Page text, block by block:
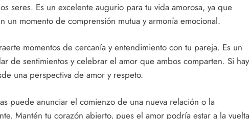
seres. Es un excelente augurio para tu vida amorosa, ya que
un momento de comprensión mutua y armonía emocional.
momentos de cercanía y entendimiento con tu pareja. Es un
de sentimientos y celebrar el amor que ambos comparten. Si hay
una perspectiva de amor y respeto.
puede anunciar el comienzo de una nueva relación o la
Mantén tu corazón abierto, pues el amor podría estar a la vuelta